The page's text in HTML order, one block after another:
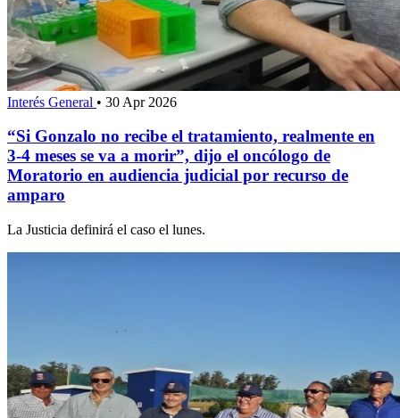
Interés General • 30 Apr 2026
“Si Gonzalo no recibe el tratamiento, realmente en
3-4 meses se va a morir”, dijo el oncólogo de
Moratorio en audiencia judicial por recurso de
amparo
La Justicia definirá el caso el lunes.